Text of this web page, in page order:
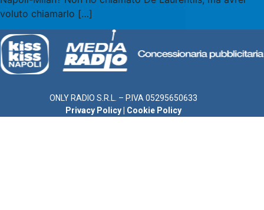
voluto chiamarlo […]
ONLY RADIO S.R.L. – P.IVA 05295650633
Privacy Policy
Cookie Policy